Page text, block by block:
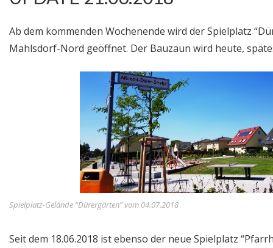
Ab dem kommenden Wochenende wird der Spielplatz
Mahlsdorf-Nord geöffnet. Der Bauzaun wird heute,
Spielplatz-Gelände “Dürergärten” vom 04.07.2018
Seit dem 18.06.2018 ist ebenso der neue Spielplatz